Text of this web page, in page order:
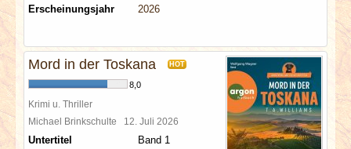
Erscheinungsjahr
2026
Mord in der Toskana HOT
8,0
Krimi u. Thriller
Michael Brinkschulte 12. Juli 2026
Untertitel
Band 1